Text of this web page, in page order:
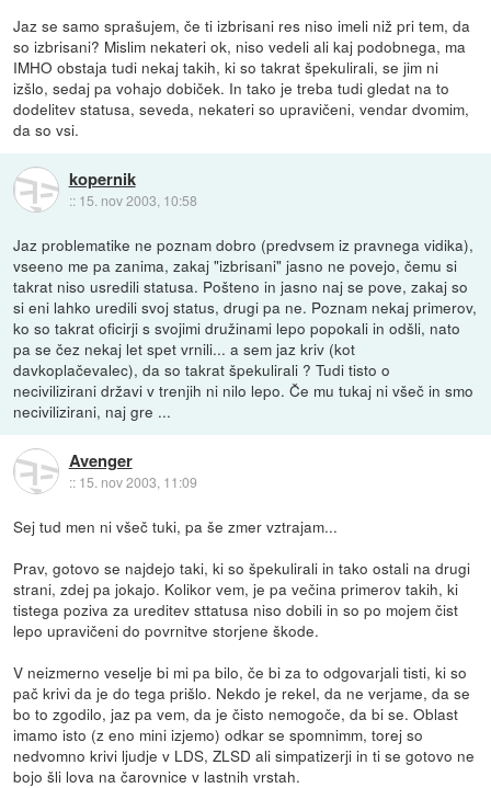
Jaz se samo sprašujem, če ti izbrisani res niso imeli niž pri tem, da
so izbrisani? Mislim nekateri ok, niso vedeli ali kaj podobnega, ma
IMHO obstaja tudi nekaj takih, ki so takrat špekulirali, se jim ni
izšlo, sedaj pa vohajo dobiček. In tako je treba tudi gledat na to
dodelitev statusa, seveda, nekateri so upravičeni, vendar dvomim,
da so vsi.
kopernik
:: 15. nov 2003, 10:58
Jaz problematike ne poznam dobro (predvsem iz pravnega vidika),
vseeno me pa zanima, zakaj "izbrisani" jasno ne povejo, čemu si
takrat niso usredili statusa. Pošteno in jasno naj se pove, zakaj so
si eni lahko uredili svoj status, drugi pa ne. Poznam nekaj primerov,
ko so takrat oficirji s svojimi družinami lepo popokali in odšli, nato
pa se čez nekaj let spet vrnili... a sem jaz kriv (kot
davkoplačevalec), da so takrat špekulirali ? Tudi tisto o
necivilizirani državi v trenjih ni nilo lepo. Če mu tukaj ni všeč in smo
necivilizirani, naj gre ...
Avenger
:: 15. nov 2003, 11:09
Sej tud men ni všeč tuki, pa še zmer vztrajam...
Prav, gotovo se najdejo taki, ki so špekulirali in tako ostali na drugi
strani, zdej pa jokajo. Kolikor vem, je pa večina primerov takih, ki
tistega poziva za ureditev sttatusa niso dobili in so po mojem čist
lepo upravičeni do povrnitve storjene škode.
V neizmerno veselje bi mi pa bilo, če bi za to odgovarjali tisti, ki so
pač krivi da je do tega prišlo. Nekdo je rekel, da ne verjame, da se
bo to zgodilo, jaz pa vem, da je čisto nemogoče, da bi se. Oblast
imamo isto (z eno mini izjemo) odkar se spomnimm, torej so
nedvomno krivi ljudje v LDS, ZLSD ali simpatizerji in ti se gotovo ne
bojo šli lova na čarovnice v lastnih vrstah.